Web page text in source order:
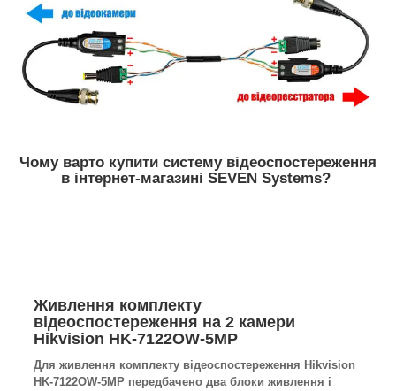
Живлення комплекту
відеоспостереження на 2 камери
Hikvision HK-7122OW-5MP
Для живлення комплекту відеоспостереження Hikvision
HK-7122OW-5MP передбачено два блоки живлення і
Чому варто купити систему відеоспостереження
в інтернет-магазині SEVEN Systems?